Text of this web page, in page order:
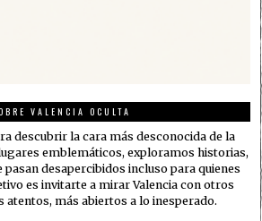
VALENCIA OCULTA
descubrir la cara más desconocida de la
emblemáticos, exploramos historias,
desapercibidos incluso para quienes
es invitarte a mirar Valencia con otros
atentos, más abiertos a lo inesperado.